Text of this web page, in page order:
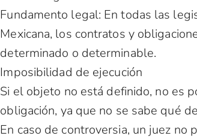
Fundamento legal: En todas las
Mexicana, los contratos y
determinado o determinable.
Imposibilidad de ejecución
Si el objeto no está definido, no es
obligación, ya que no se sabe qué
En caso de controversia, un juez no